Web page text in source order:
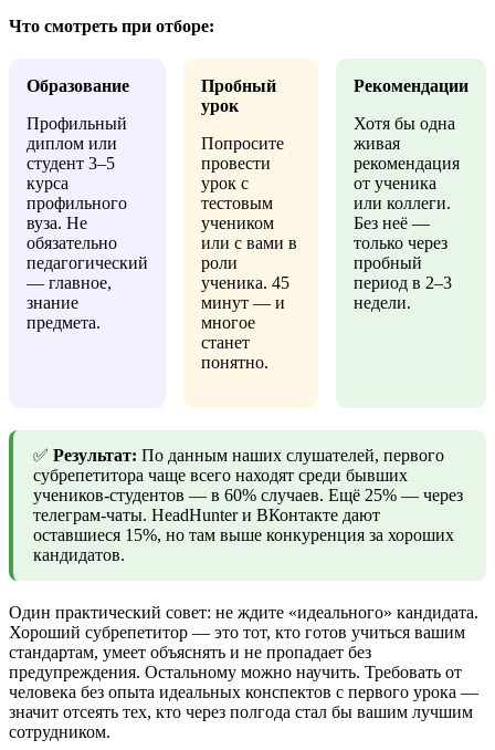
Что смотреть при отборе:
Образование
Профильный
диплом или
студент 3–5
курса
профильного
вуза. Не
обязательно
педагогический
— главное,
знание
предмета.
Пробный
урок
Попросите
провести
урок с
тестовым
учеником
или с вами в
роли
ученика. 45
минут — и
многое
станет
понятно.
Рекомендации
Хотя бы одна
живая
рекомендация
от ученика
или коллеги.
Без неё —
только через
пробный
период в 2–3
недели.
✅ Результат: По данным наших слушателей, первого
субрепетитора чаще всего находят среди бывших
учеников-студентов — в 60% случаев. Ещё 25% — через
телеграм-чаты. HeadHunter и ВКонтакте дают
оставшиеся 15%, но там выше конкуренция за хороших
кандидатов.
Один практический совет: не ждите «идеального» кандидата.
Хороший субрепетитор — это тот, кто готов учиться вашим
стандартам, умеет объяснять и не пропадает без
предупреждения. Остальному можно научить. Требовать от
человека без опыта идеальных конспектов с первого урока —
значит отсеять тех, кто через полгода стал бы вашим лучшим
сотрудником.